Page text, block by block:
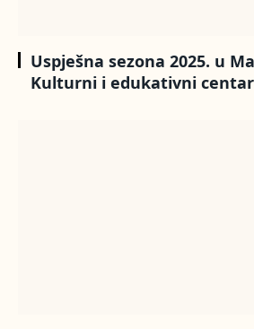
Uspješna sezona 2025. u
Kulturni i edukativni centar